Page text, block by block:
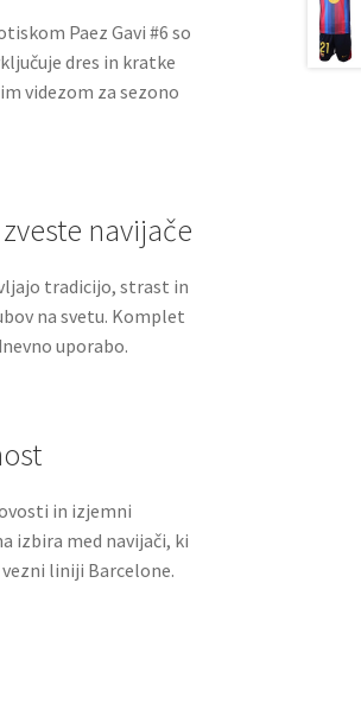
Paez Gavi #6 so
dres in kratke
videzom za sezono
navijače
tradicijo, strast in
na svetu. Komplet
uporabo.
in izjemni
izbira med navijači, ki
liniji Barcelone.